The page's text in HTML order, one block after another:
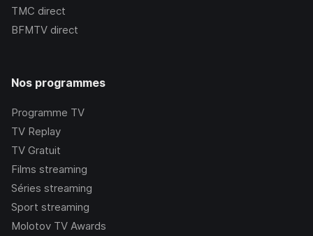
TMC direct
BFMTV direct
Nos programmes
Programme TV
TV Replay
TV Gratuit
Films streaming
Séries streaming
Sport streaming
Molotov TV Awards